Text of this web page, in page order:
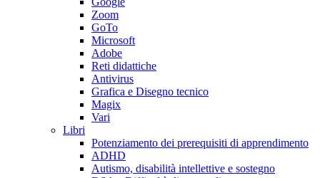
Zoom
GoTo
Microsoft
Adobe
Reti didattiche
Antivirus
Grafica e Disegno tecnico
Magix
Vari
Libri
Potenziamento dei prerequisiti di apprendimento
ADHD
Autismo, disabilità intellettive e sostegno